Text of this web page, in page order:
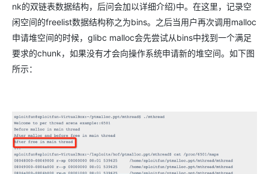
nk的双链表数据结构，后问会加以详细介绍)中。在这里，记录空
闲空间的freelist数据结构称之为bins。之后当用户再次调用malloc
申请堆空间的时候，glibc malloc会先尝试从bins中找到一个满足
要求的chunk，如果没有才会向操作系统申请新的堆空间。如下图
所示：